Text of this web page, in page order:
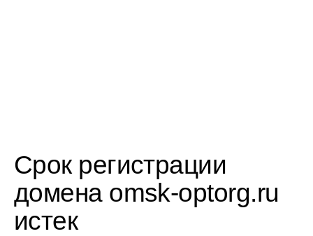
Срок регистрации
домена omsk-optorg.ru
истек